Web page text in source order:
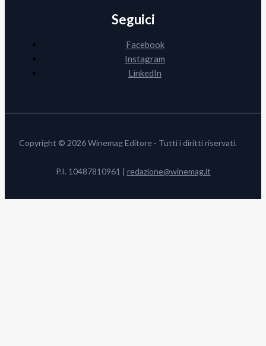
Seguici
Facebook
Instagram
LinkedIn
Copyright © 2026 Winemag Editore - Tutti i diritti riservati.
P.I. 10487810961 | redazione@winemag.it